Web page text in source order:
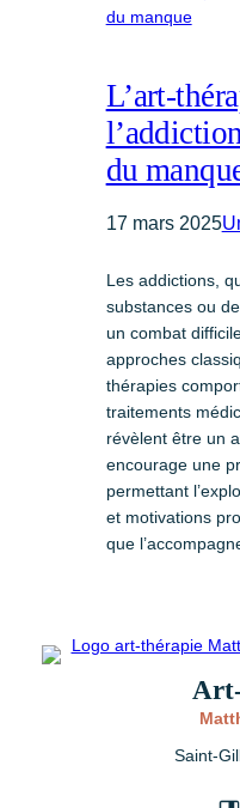
L’art-
du
17 mars 2025
Les addictions,
substances ou
un combat
approches
thérapies
traitements
révèlent être un
encourage une
permettant
et motivations
que
Saint-